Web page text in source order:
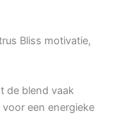
Bliss motivatie,
de blend vaak
een energieke